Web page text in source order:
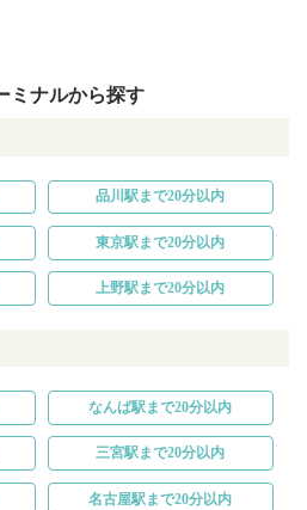
ミナルから探す
品川駅まで20分以内
東京駅まで20分以内
上野駅まで20分以内
なんば駅まで20分以内
三宮駅まで20分以内
名古屋駅まで20分以内